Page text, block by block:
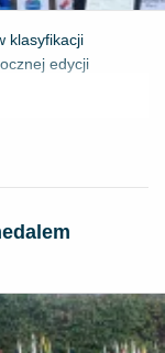
klasyfikacji
edycji